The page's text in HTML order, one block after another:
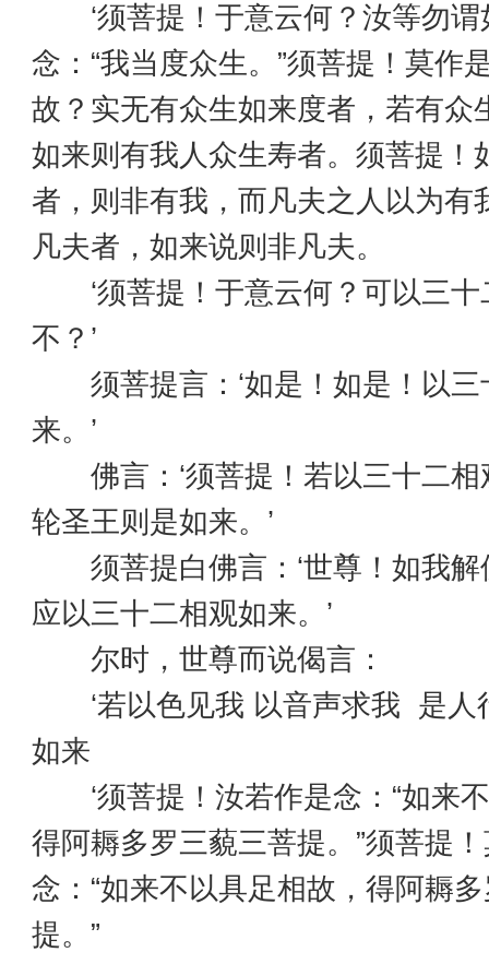
‘须菩提！于意云何？汝等勿谓
念：“我当度众生。”须菩提！莫作
故？实无有众生如来度者，若有众
如来则有我人众生寿者。须菩提！
者，则非有我，而凡夫之人以为有
凡夫者，如来说则非凡夫。
‘须菩提！于意云何？可以三十
不？’
须菩提言：‘如是！如是！以三
来。’
佛言：‘须菩提！若以三十二相
轮圣王则是如来。’
须菩提白佛言：‘世尊！如我解
应以三十二相观如来。’
尔时，世尊而说偈言：
‘若以色见我 以音声求我 是人
如来
‘须菩提！汝若作是念：“如来
得阿耨多罗三藐三菩提。”须菩提
念：“如来不以具足相故，得阿耨
提。”